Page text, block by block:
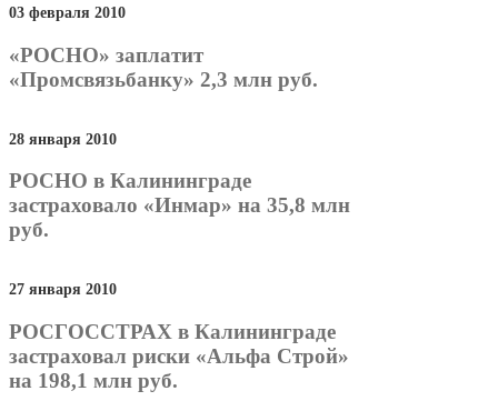
03 февраля 2010
«РОСНО» заплатит
«Промсвязьбанку» 2,3 млн руб.
28 января 2010
РОСНО в Калининграде
застраховало «Инмар» на 35,8 млн
руб.
27 января 2010
РОСГОССТРАХ в Калининграде
застраховал риски «Альфа Строй»
на 198,1 млн руб.